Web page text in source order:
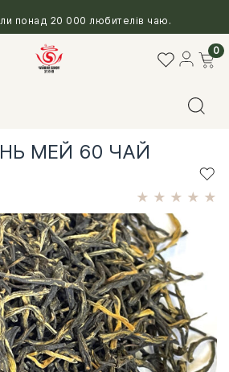
понад 20 000 любителів чаю.
0
МЕЙ 60 ЧАЙ
★ ★ ★ ★ ★